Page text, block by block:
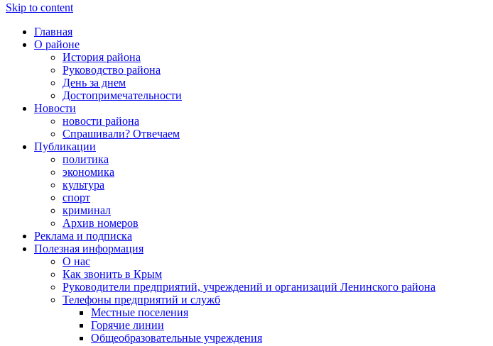
Skip to content
Главная
О районе
История района
Руководство района
День за днем
Достопримечательности
Новости
новости района
Спрашивали? Отвечаем
Публикации
политика
экономика
культура
спорт
криминал
Архив номеров
Реклама и подписка
Полезная информация
О нас
Как звонить в Крым
Руководители предприятий, учреждений и организаций Ленинского района
Телефоны предприятий и служб
Местные поселения
Горячие линии
Общеобразовательные учреждения